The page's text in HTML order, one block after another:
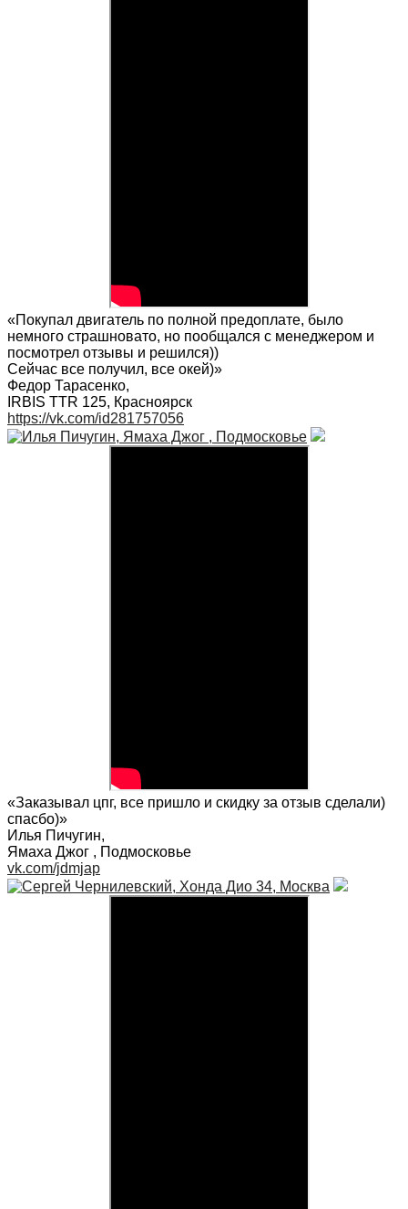
«Покупал двигатель по полной предоплате, было
немного страшновато, но пообщался с менеджером и
посмотрел отзывы и решился))
Сейчас все получил, все окей)»
Федор Тарасенко,
IRBIS TTR 125, Красноярск
https://vk.com/id281757056
«Заказывал цпг, все пришло и скидку за отзыв сделали)
спасбо)»
Илья Пичугин,
Ямаха Джог , Подмосковье
vk.com/jdmjap